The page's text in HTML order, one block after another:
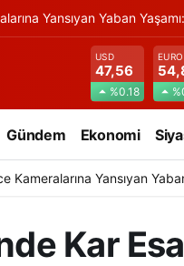
Yansıyan Yaban
USD
47,56
%0.18
EURO
Gündem Ekonomi
Kameralarına Yansıyan
Kar